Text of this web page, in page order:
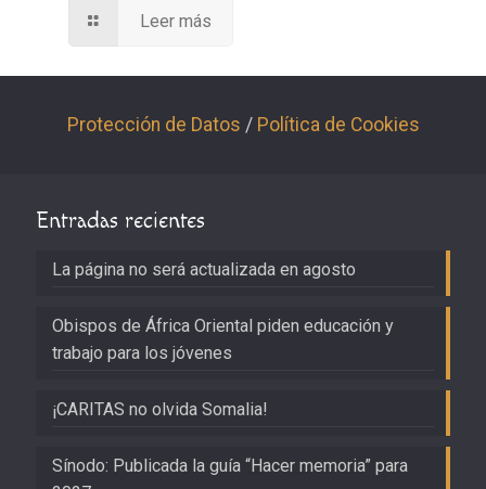
Leer más
Protección de Datos / Política de Cookies
Entradas recientes
La página no será actualizada en agosto
Obispos de África Oriental piden educación y
trabajo para los jóvenes
¡CARITAS no olvida Somalia!
Sínodo: Publicada la guía “Hacer memoria” para